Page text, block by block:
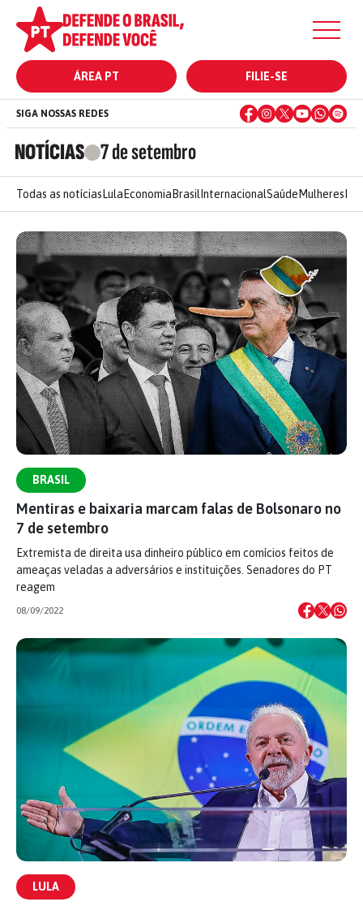
ÁREA PT FILIE-SE
NOTÍCIAS 7 de setembro
SIGA NOSSAS REDES
Todas as notícias Lula Economia Brasil InternacionalSaúde Mulheres
BRASIL
Mentiras e baixaria marcam falas de Bolsonaro no
7 de setembro
Extremista de direita usa dinheiro público em comícios feitos de
ameaças veladas a adversários e instituições. Senadores do PT
reagem
08/09/2022
LULA